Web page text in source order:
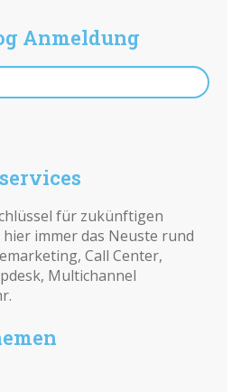
Anmeldung
für zukünftigen
immer das Neuste rund
Call Center,
Multichannel